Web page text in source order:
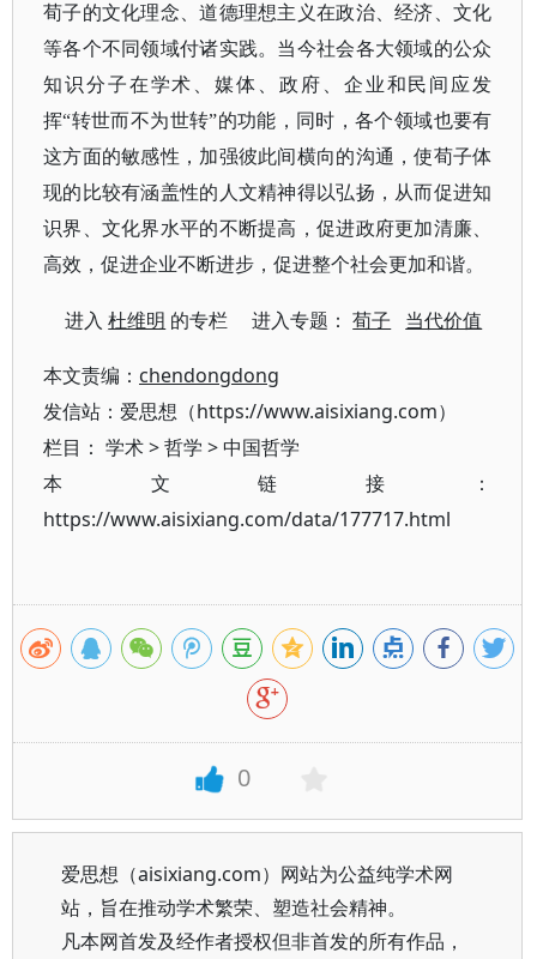
荀子的文化理念、道德理想主义在政治、经济、文化
等各个不同领域付诸实践。当今社会各大领域的公众
知识分子在学术、媒体、政府、企业和民间应发
挥“转世而不为世转”的功能，同时，各个领域也要有
这方面的敏感性，加强彼此间横向的沟通，使荀子体
现的比较有涵盖性的人文精神得以弘扬，从而促进知
识界、文化界水平的不断提高，促进政府更加清廉、
高效，促进企业不断进步，促进整个社会更加和谐。
进入杜维明 的专栏 进入专题：荀子 当代价值
本文责编： chendongdong
发信站：爱思想（https://www.aisixiang.com）
栏目： 学术>哲学 >中国哲学
本文链接：
https://www.aisixiang.com/data/177717.html
0
爱思想（aisixiang.com）网站为公益纯学术网
站，旨在推动学术繁荣、塑造社会精神。
凡本网首发及经作者授权但非首发的所有作品，